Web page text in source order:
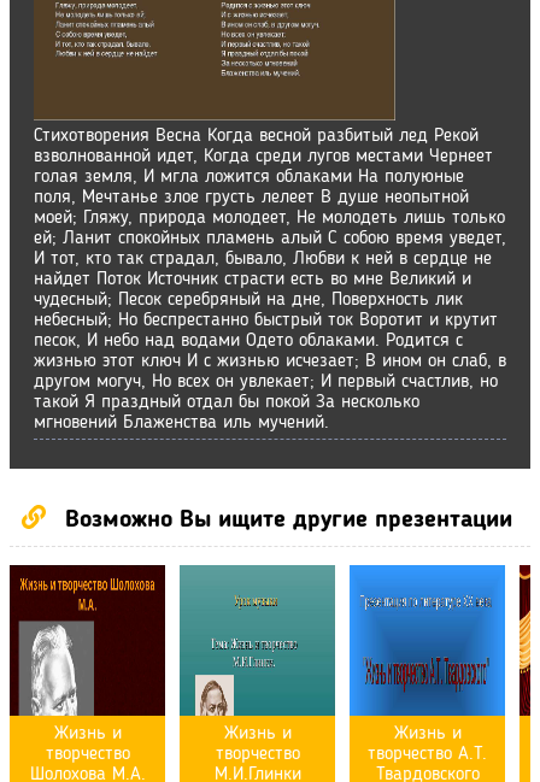
Стихотворения Весна Когда весной разбитый лед Рекой
взволнованной идет, Когда среди лугов местами Чернеет
голая земля, И мгла ложится облаками На полуюные
поля, Мечтанье злое грусть лелеет В душе неопытной
моей; Гляжу, природа молодеет, Не молодеть лишь только
ей; Ланит спокойных пламень алый С собою время уведет,
И тот, кто так страдал, бывало, Любви к ней в сердце не
найдет Поток Источник страсти есть во мне Великий и
чудесный; Песок серебряный на дне, Поверхность лик
небесный; Но беспрестанно быстрый ток Воротит и крутит
песок, И небо над водами Одето облаками. Родится с
жизнью этот ключ И с жизнью исчезает; В ином он слаб, в
другом могуч, Но всех он увлекает; И первый счастлив, но
такой Я праздный отдал бы покой За несколько
мгновений Блаженства иль мучений.
Возможно Вы ищите другие презентации
Жизнь и
творчество
Шолохова М.А.
Жизнь и
творчество
М.И.Глинки
Жизнь и
творчество А.Т.
Твардовского